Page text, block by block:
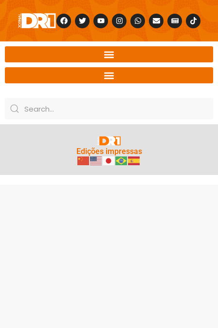
Edições impressas